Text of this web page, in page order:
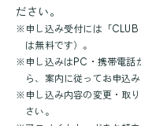
ださい。
※ 申し込み受付には「
は無料です）。
※ 申し込みはPC・携帯電話
ら、案内に従ってお申込み
※ 申し込み内容の変更・取
さい。